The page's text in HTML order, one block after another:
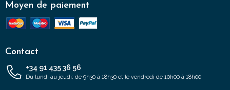
Moyen de paiement
Contact
+34 91 435 36 56
Du lundi au jeudi: de 9h30 à 18h30 et le vendredi de 10h00 à 18h00